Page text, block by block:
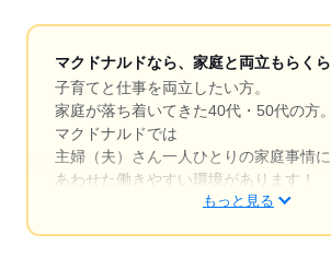
マクドナルドなら、家庭と両立もらくら
子育てと仕事を両立したい方。
家庭が落ち着いてきた40代・50代の方。
マクドナルドでは
主婦（夫）さん一人ひとりの家庭事情に
あわせた働きやすい環境があります！
もっと見る